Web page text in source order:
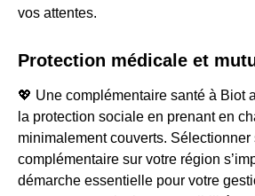
vos attentes.
Protection médicale et
💖 Une complémentaire santé à Biot
la protection sociale en prenant en
minimalement couverts. Sélectionner
complémentaire sur votre région
démarche essentielle pour votre